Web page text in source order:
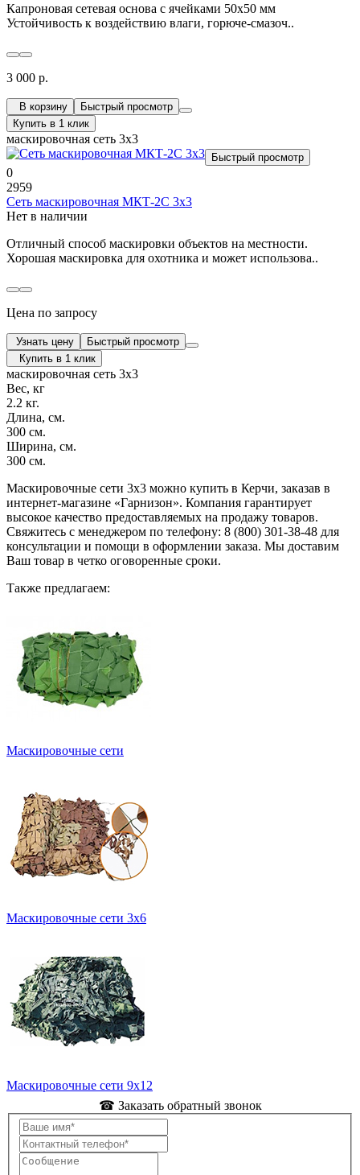
Капроновая сетевая основа с ячейками 50х50 мм
Устойчивость к воздействию влаги, горюче-смазоч..
3 000 р.
В корзину
Быстрый просмотр
Купить в 1 клик
маскировочная сеть 3х3
Быстрый просмотр
0
2959
Сеть маскировочная МКТ-2С 3х3
Нет в наличии
Отличный способ маскировки объектов на местности.
Хорошая маскировка для охотника и может использова..
Цена по запросу
Узнать цену
Быстрый просмотр
Купить в 1 клик
маскировочная сеть 3х3
Вес, кг
2.2 кг.
Длина, см.
300 см.
Ширина, см.
300 см.
Маскировочные сети 3х3 можно купить в Керчи, заказав в
интернет-магазине «Гарнизон». Компания гарантирует
высокое качество предоставляемых на продажу товаров.
Свяжитесь с менеджером по телефону: 8 (800) 301-38-48 для
консультации и помощи в оформлении заказа. Мы доставим
Ваш товар в четко оговоренные сроки.
Также предлагаем:
Маскировочные сети
Маскировочные сети 3х6
Маскировочные сети 9х12
☎ Заказать обратный звонок